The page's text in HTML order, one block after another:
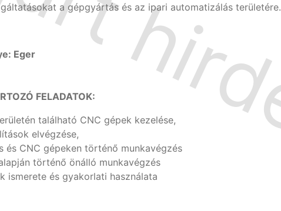
a gépgyártás és az ipari automatizálás területére.
Eger
FELADATOK:
található CNC gépek kezelése,
elvégzése,
és CNC gépeken történő munkavégzés
történő önálló munkavégzés
ismerete és gyakorlati használata